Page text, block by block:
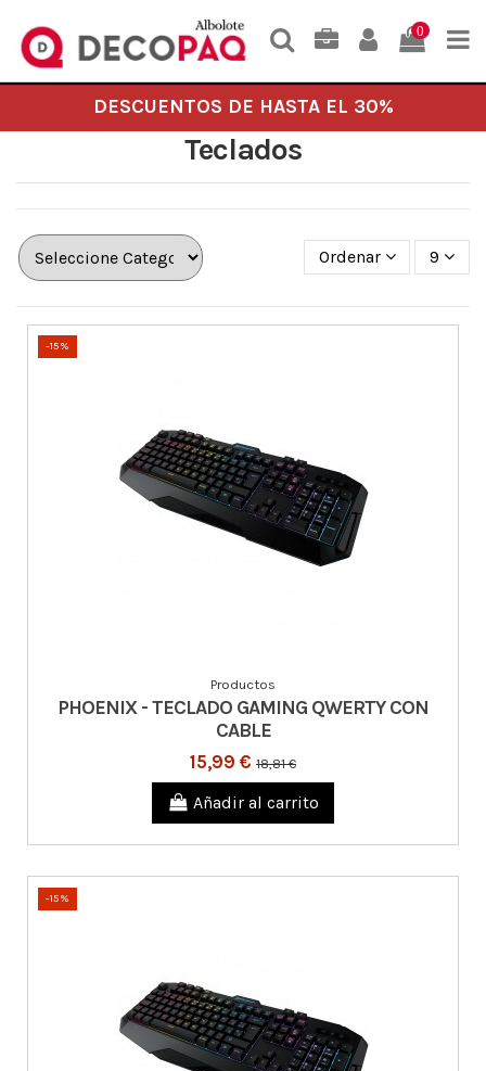
0
DESCUENTOS DE HASTA EL 30%
Teclados
Ordenar 9
-15%
Productos
PHOENIX - TECLADO GAMING QWERTY CON
CABLE
15,99 € 18,81 €
Añadir al carrito
-15%